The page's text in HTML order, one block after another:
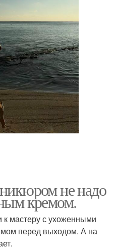
не надо
кремом.
к мастеру с ухоженными
перед выходом. А на